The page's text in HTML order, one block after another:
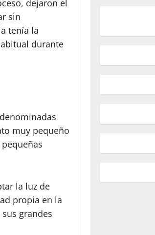
dejaron el
sin
tenía la
durante
muy pequeño
la luz de
propia en la
grandes